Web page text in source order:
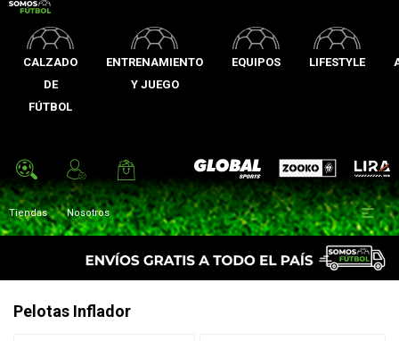
CALZADO
DE
FÚTBOL
ENTRENAMIENTO
Y JUEGO
EQUIPOS LIFESTYLE
Global Sports Zooko Lira
Tiendas Nosotros 
Pelotas Inflador